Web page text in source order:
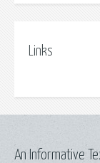
Links
An Informative